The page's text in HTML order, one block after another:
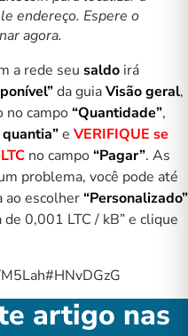
endereço. Espere o
agora.
a rede seu saldo irá
da guiaVisão geral,
no campo“Quantidade”,
e VERIFIQUE se
no campo“Pagar”. As
problema, você pode até
ao escolher“Personalizado”
0,001 LTC / kB” e clique
artigo nas